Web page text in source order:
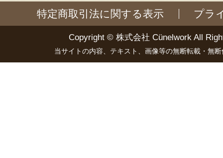
特定商取引法に関する表示 プラ
Copyright © 株式会社 Cünelwork All
当サイトの内容、テキスト、画像等の無断転載・無